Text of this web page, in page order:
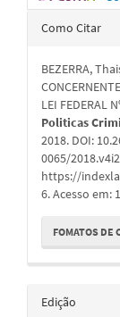
Detalhes
artigo
Como Citar
BEZERRA,
LEI FEDERAL
Politicas
2018. DOI:
0065/
https://
6. Acesso em:
FOMATOS DE
Edição